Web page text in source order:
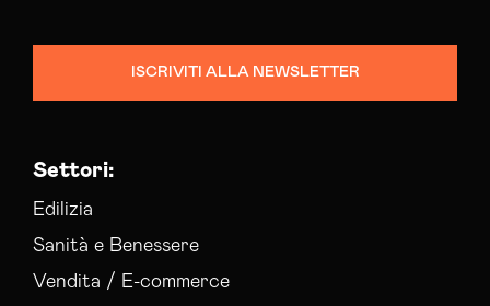
ISCRIVITI ALLA NEWSLETTER
Settori:
Edilizia
Sanità e Benessere
Vendita / E-commerce